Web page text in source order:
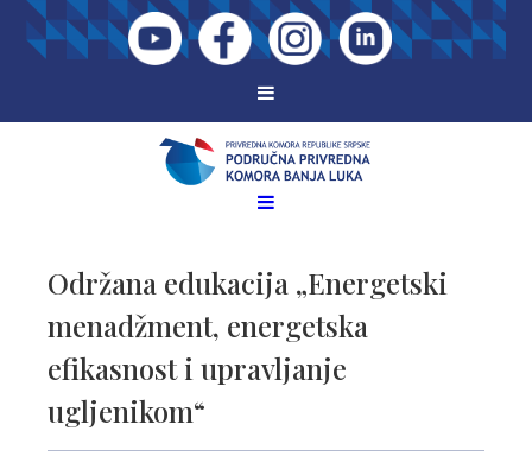
Održana edukacija „Energetski
menadžment, energetska
efikasnost i upravljanje
ugljenikom“